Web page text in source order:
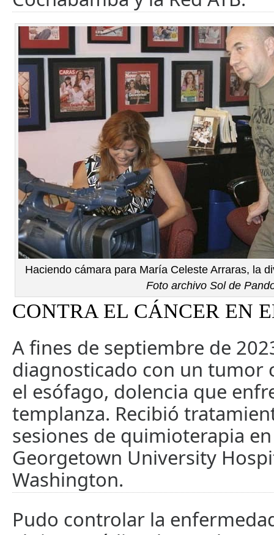
Haciendo cámara para María Celeste Arraras, la
Foto archivo Sol de
CONTRA EL CÁNCER EN
A fines de septiembre de
diagnosticado con un tumor
el esófago, dolencia que
templanza. Recibió
sesiones de quimioterapia
Georgetown University
Washington.
Pudo controlar la